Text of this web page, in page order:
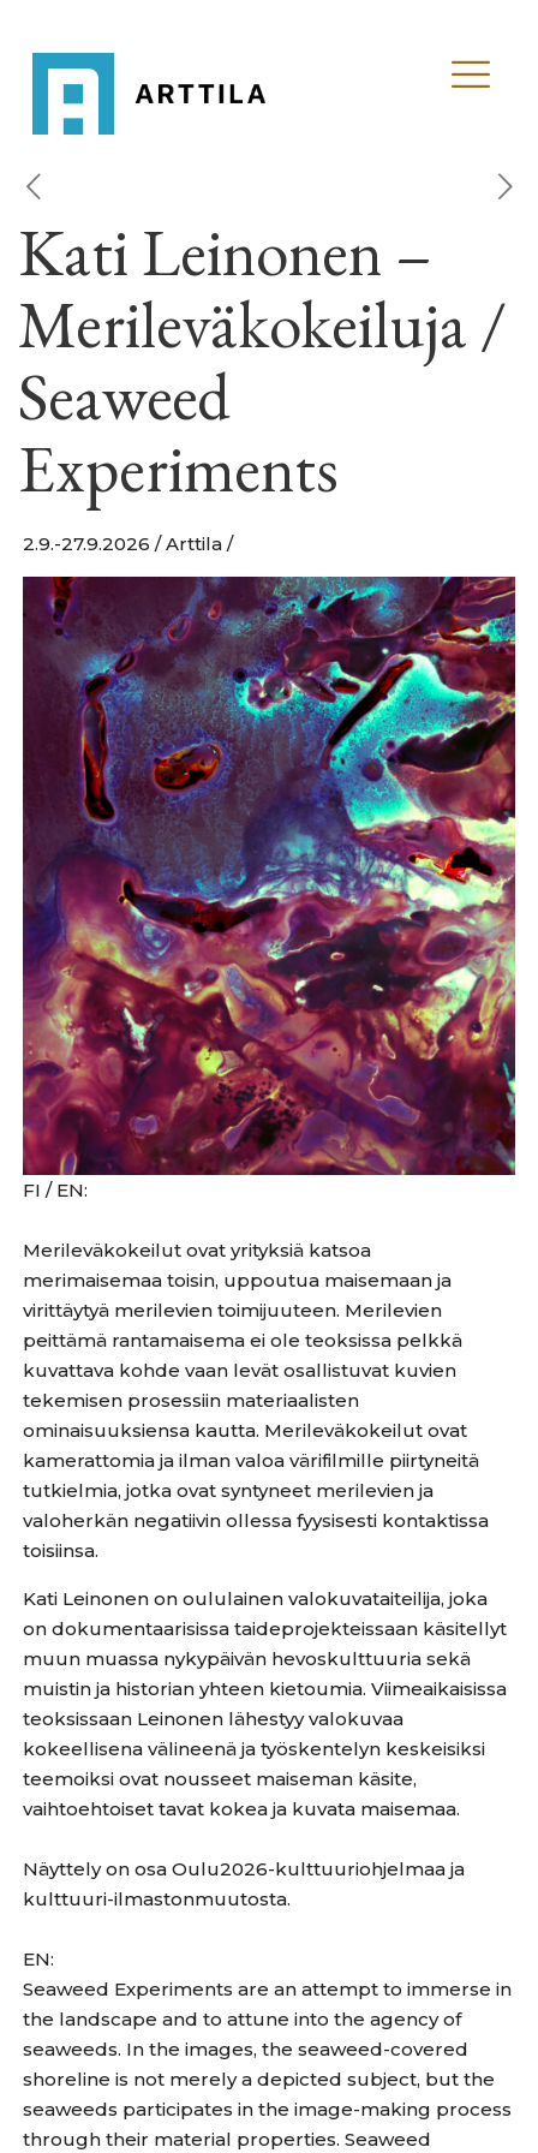
Kati Leinonen –
Merileväkokeiluja /
Seaweed
Experiments
2.9.-27.9.2026 / Arttila /
FI / EN:
Merileväkokeilut ovat yrityksiä katsoa
merimaisemaa toisin, uppoutua maisemaan ja
virittäytyä merilevien toimijuuteen. Merilevien
peittämä rantamaisema ei ole teoksissa pelkkä
kuvattava kohde vaan levät osallistuvat kuvien
tekemisen prosessiin materiaalisten
ominaisuuksiensa kautta. Merileväkokeilut ovat
kamerattomia ja ilman valoa värifilmille piirtyneitä
tutkielmia, jotka ovat syntyneet merilevien ja
valoherkän negatiivin ollessa fyysisesti kontaktissa
toisiinsa.
Kati Leinonen on oululainen valokuvataiteilija, joka
on dokumentaarisissa taideprojekteissaan käsitellyt
muun muassa nykypäivän hevoskulttuuria sekä
muistin ja historian yhteen kietoumia. Viimeaikaisissa
teoksissaan Leinonen lähestyy valokuvaa
kokeellisena välineenä ja työskentelyn keskeisiksi
teemoiksi ovat nousseet maiseman käsite,
vaihtoehtoiset tavat kokea ja kuvata maisemaa.
Näyttely on osa Oulu2026-kulttuuriohjelmaa ja
kulttuuri-ilmastonmuutosta.
EN:
Seaweed Experiments are an attempt to immerse in
the landscape and to attune into the agency of
seaweeds. In the images, the seaweed-covered
shoreline is not merely a depicted subject, but the
seaweeds participates in the image-making process
through their material properties. Seaweed